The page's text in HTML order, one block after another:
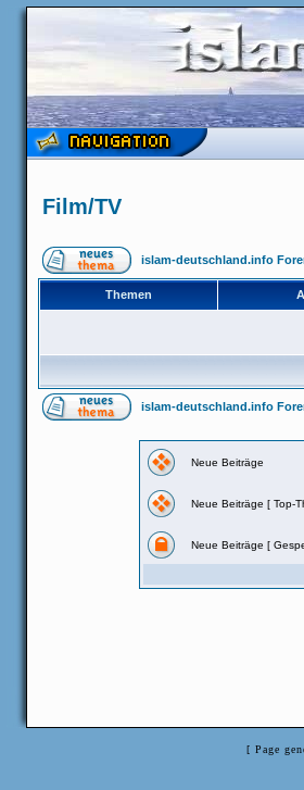
Film/TV
islam-deutschland.info
Themen
islam-deutschland.info
Neue Beiträge
Neue Beiträge [ Top-
Neue Beiträge [
[ Page